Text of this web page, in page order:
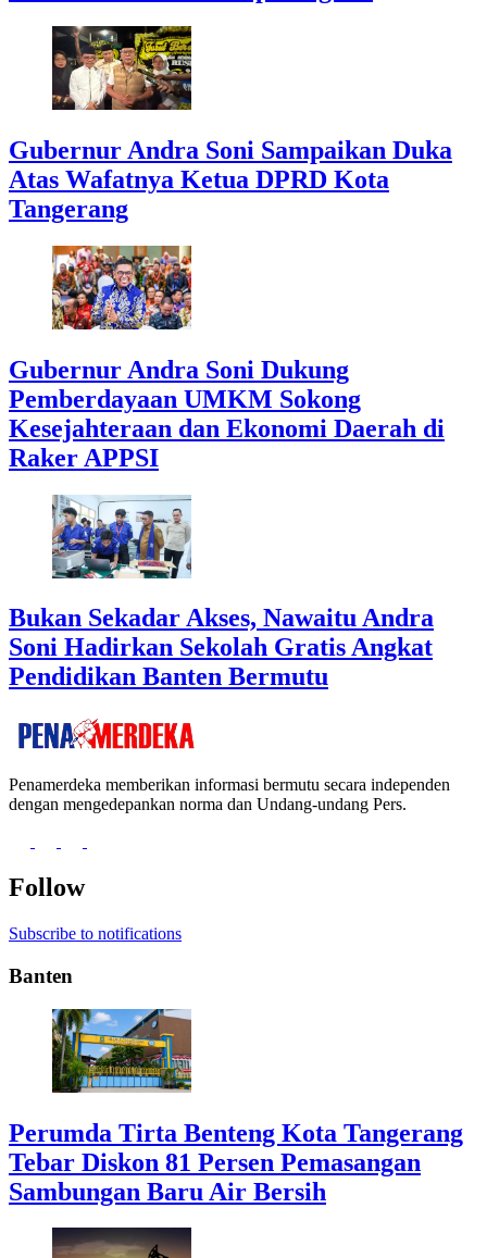
Gubernur Andra Soni Sampaikan Duka
Atas Wafatnya Ketua DPRD Kota
Tangerang
Gubernur Andra Soni Dukung
Pemberdayaan UMKM Sokong
Kesejahteraan dan Ekonomi Daerah di
Raker APPSI
Bukan Sekadar Akses, Nawaitu Andra
Soni Hadirkan Sekolah Gratis Angkat
Pendidikan Banten Bermutu
Penamerdeka memberikan informasi bermutu secara independen
dengan mengedepankan norma dan Undang-undang Pers.
Follow
Subscribe to notifications
Banten
Perumda Tirta Benteng Kota Tangerang
Tebar Diskon 81 Persen Pemasangan
Sambungan Baru Air Bersih